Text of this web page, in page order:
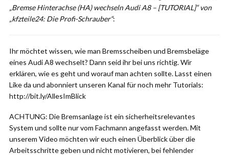
„Bremse Hinterachse (HA) wechseln Audi A8 – [TUTORIAL]“ von
„kfzteile24: Die Profi-Schrauber“:
Ihr möchtet wissen, wie man Bremsscheiben und Bremsbeläge
eines Audi A8 wechselt? Dann seid ihr bei uns richtig. Wir
erklären, wie es geht und worauf man achten sollte. Lasst einen
Like da und abonniert unseren Kanal für noch mehr Tutorials:
http://bit.ly/AllesImBlick
ACHTUNG: Die Bremsanlage ist ein sicherheitsrelevantes
System und sollte nur vom Fachmann angefasst werden. Mit
unserem Video möchten wir euch einen Überblick über die
Arbeitsschritte geben und nicht motivieren, bei fehlender